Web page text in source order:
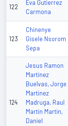
122
Eva Gutierrez
Carmona
123
Chinenye
Gisele Nsorom
Sepa
124
Jesus Ramon
Martinez
Buelvas, Jorge
Martinez
Madruga, Raul
Martin Martin,
Daniel